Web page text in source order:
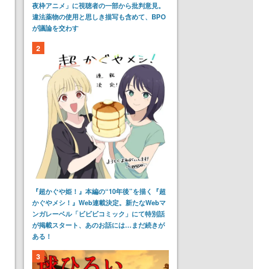
夜枠アニメ」に視聴者の一部から批判意見。
違法薬物の使用と思しき描写も含めて、BPO
が議論を交わす
2
『超かぐや姫！』本編の“10年後”を描く『超
かぐやメシ！』Web連載決定。新たなWebマ
ンガレーベル「ビビビコミック」にて特別話
が掲載スタート、あのお話には…まだ続きが
ある！
3